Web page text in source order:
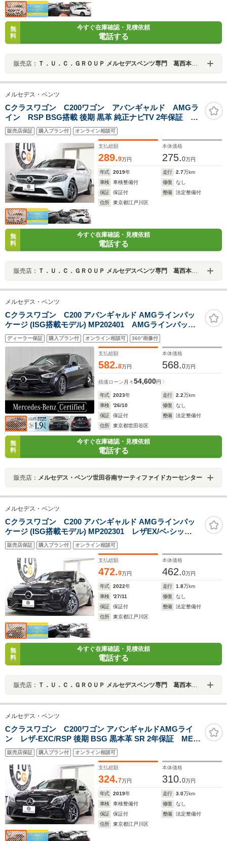
無
料
今すぐ在庫確認・見積依頼
電話する
販売店： Ｔ．Ｕ．Ｃ．ＧＲＯＵＰ メルセデスベンツ専門 葛西本店／（株）ティーユーシー
メルセデス・ベンツ
Cクラスワゴン C200ワゴン アバンギャルド AMGラ
イン RSP BSG搭載 後期 黒革 純正ナビTV 2年保証
MEコネ メモリ-P/Sヒ-タ- スマホ連携 Bカメラ PTS
DSRC 自動Rゲ-ト AMGエアロ/18AW ダイナミックS
LED-H/L R3面プライバシ-ガラス パドルS アナログ時計
キ-レスゴ- 9AT
販売店保証 購入プラン付 オンライン相談可
支払総額
289.9万円
本体価格
275.0万円
年式 2019年 走行 2.7万km
車検
車検整備付 修復
なし
保証
保証付 整備
法定整備付
住所
東京都江戸川区
無
料
今すぐ在庫確認・見積依頼
電話する
販売店： Ｔ．Ｕ．Ｃ．ＧＲＯＵＰ メルセデスベンツ専門 葛西本店／（株）ティーユーシー
メルセデス・ベンツ
Cクラスワゴン C200 アバンギャルド AMGラインパッ
ケージ (ISG搭載モデル) MP202401 AMGラインパッケ
ージ/360度カメラ/AGILITY CONTROLサスペンション/レ
ザーエクスクルーシブパッケージ/パノラミックスライデ
ィングルーフ/運転席・助手席シートヒータ機能付き/純正
ドライブレコーダー
ディーラー保証 購入プラン付 オンライン相談可 360°画像付
支払総額
582.8万円
本体価格
568.0万円
残価ローン 月々54,600円
年式 2023年 走行 2.2万km
車検
'26/10 修復
なし
保証
保証付 整備
法定整備付
住所
東京都世田谷区
無
料
今すぐ在庫確認・見積依頼
電話する
販売店： メルセデス・ベンツ世田谷南サーティファイドカーセンター
メルセデス・ベンツ
Cクラスワゴン C200 アバンギャルド AMGラインパッ
ケージ (ISG搭載モデル) MP202301 レザEX/ベ-シッ
ク/RSP 黒本革 パノSR 2年保証 MEコネ メモリP/Sヒ-
タ- ヘッドアップD ナビTV スマホ連携 BT音楽 360カメラ
PTS 自動Rゲ-ト AMGエアロ/18AW LED-H/L ダイナミッ
クS 純正F/Rドラレコ 9AT キ-レスゴ-
販売店保証 購入プラン付 オンライン相談可
支払総額
472.9万円
本体価格
462.0万円
年式 2022年 走行 1.8万km
車検
'27/11 修復
なし
保証
保証付 整備
法定整備付
住所
東京都江戸川区
無
料
今すぐ在庫確認・見積依頼
電話する
販売店： Ｔ．Ｕ．Ｃ．ＧＲＯＵＰ メルセデスベンツ専門 葛西本店／（株）ティーユーシー
メルセデス・ベンツ
Cクラスワゴン C200ワゴン アバンギャルドAMGライ
ン レザ-EXC/RSP 後期 BSG 黒本革 SR 2年保証 MEコ
ネ キ-レスゴ- メモリ-P/Sヒ-タ HUD ナビTV スマホ連携
ブルメスタ- Bカメラ PTS DSRC ハンズフリ-A AMGエア
ロ/18AW エアバランスP ダイナミックS 純正ドラレコ
9AT
販売店保証 購入プラン付 オンライン相談可
支払総額
324.7万円
本体価格
310.0万円
年式 2019年 走行 3.0万km
車検
車検整備付 修復
なし
保証
保証付 整備
法定整備付
住所
東京都江戸川区